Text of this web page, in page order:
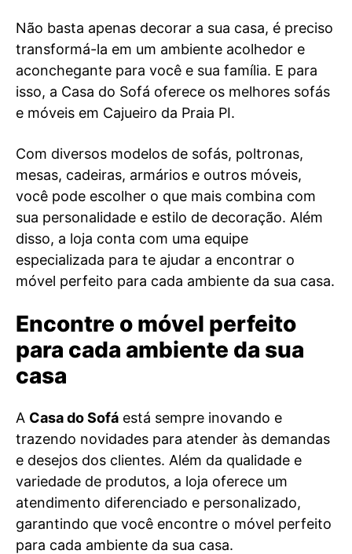
Não basta apenas decorar a sua casa, é preciso
transformá-la em um ambiente acolhedor e
aconchegante para você e sua família. E para
isso, a Casa do Sofá oferece os melhores sofás
e móveis em Cajueiro da Praia PI.
Com diversos modelos de sofás, poltronas,
mesas, cadeiras, armários e outros móveis,
você pode escolher o que mais combina com
sua personalidade e estilo de decoração. Além
disso, a loja conta com uma equipe
especializada para te ajudar a encontrar o
móvel perfeito para cada ambiente da sua casa.
Encontre o móvel perfeito
para cada ambiente da sua
casa
A Casa do Sofá está sempre inovando e
trazendo novidades para atender às demandas
e desejos dos clientes. Além da qualidade e
variedade de produtos, a loja oferece um
atendimento diferenciado e personalizado,
garantindo que você encontre o móvel perfeito
para cada ambiente da sua casa.